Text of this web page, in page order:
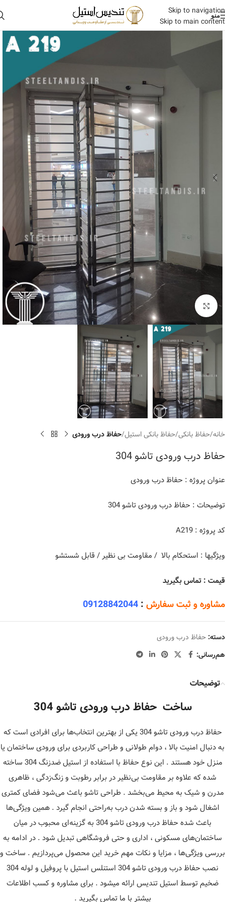
Skip to navigation
Skip to main content
منو
برای بزرگنمایی کلیک کنید
خانه حفاظ بانکی حفاظ بانکی استیل حفاظ درب ورودی
حفاظ درب ورودی تاشو 304
عنوان پروژه : حفاظ درب ورودی
توضیحات : حفاظ درب ورودی تاشو 304
کد پروژه : A219
ویژگیها : استحکام بالا / مقاومت بی نظیر / قابل شستشو
قیمت : تماس بگیرید
مشاوره و ثبت سفارش :
09128842044
دسته: حفاظ درب ورودی
هم‌رسانی:
توضیحات
ساخت حفاظ درب ورودی تاشو 304
حفاظ درب ورودی تاشو 304 یکی از بهترین انتخاب‌ها برای افرادی است که
به دنبال امنیت بالا ، دوام طولانی و طراحی کاربردی برای ورودی ساختمان یا
منزل خود هستند . این نوع حفاظ با استفاده از استیل ضدزنگ 304 ساخته
شده که علاوه بر مقاومت بی‌نظیر در برابر رطوبت و زنگ‌زدگی ، ظاهری
مدرن و شیک به محیط می‌بخشد . طراحی تاشو باعث می‌شود فضای کمتری
اشغال شود و باز و بسته شدن درب به‌راحتی انجام گیرد . همین ویژگی‌ها
باعث شده حفاظ درب ورودی تاشو 304 به گزینه‌ای محبوب در میان
ساختمان‌های مسکونی ، اداری و حتی فروشگاهی تبدیل شود . در ادامه به
بررسی ویژگی‌ها ، مزایا و نکات مهم خرید این محصول می‌پردازیم . ساخت و
نصب حفاظ درب ورودی تاشو 304 استنلس استیل با پروفیل و لوله 304
ضخیم توسط استیل تندیس ارائه میشود . برای مشاوره و کسب اطلاعات
بیشتر با ما تماس بگیرید .